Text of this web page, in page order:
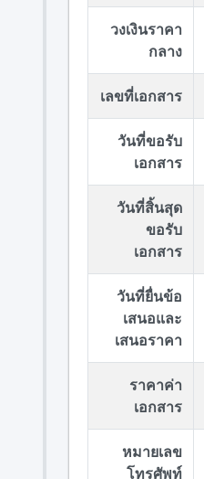
วงเงินราคา
กลาง
เลขที่เอกสาร
วันที่ขอรับ
เอกสาร
วันที่สิ้นสุด
ขอรับ
เอกสาร
วันที่ยื่นข้อ
เสนอและ
เสนอราคา
ราคาค่า
เอกสาร
หมายเลข
โทรศัพท์